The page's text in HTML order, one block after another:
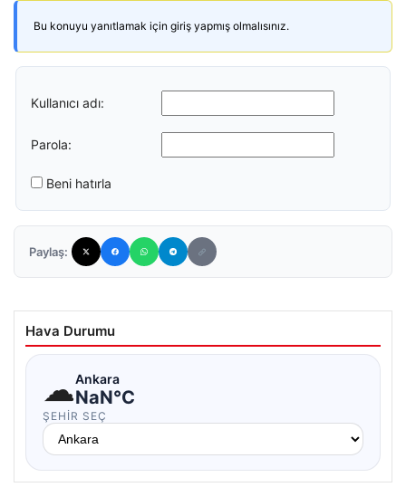
Bu konuyu yanıtlamak için giriş yapmış olmalısınız.
Kullanıcı adı:
Parola:
Beni hatırla
Paylaş:
Hava Durumu
☁Ankara
NaN°C
ŞEHIR SEÇ